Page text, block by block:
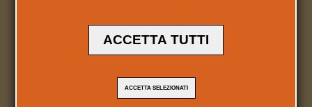
404
ACCETTA TUTTI
ACCETTA SELEZIONATI